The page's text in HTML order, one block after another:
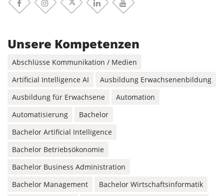
FacebookInstagramX-TwitterLinkedinYoutube
Unsere Kompetenzen
Abschlüsse Kommunikation / Medien
Artificial Intelligence AI
Ausbildung Erwachsenenbildung
Ausbildung für Erwachsene
Automation
Automatisierung
Bachelor
Bachelor Artificial Intelligence
Bachelor Betriebsökonomie
Bachelor Business Administration
Bachelor Management
Bachelor Wirtschaftsinformatik